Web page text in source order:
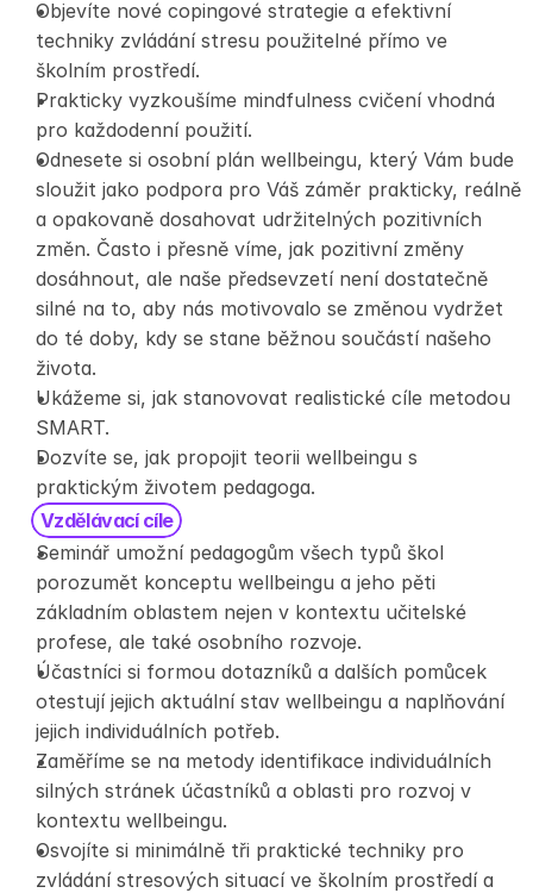
Objevíte nové copingové strategie a efektivní
techniky zvládání stresu použitelné přímo ve
školním prostředí.
Prakticky vyzkoušíme mindfulness cvičení vhodná
pro každodenní použití.
Odnesete si osobní plán wellbeingu, který Vám bude
sloužit jako podpora pro Váš záměr prakticky, reálně
a opakovaně dosahovat udržitelných pozitivních
změn. Často i přesně víme, jak pozitivní změny
dosáhnout, ale naše předsevzetí není dostatečně
silné na to, aby nás motivovalo se změnou vydržet
do té doby, kdy se stane běžnou součástí našeho
života.
Ukážeme si, jak stanovovat realistické cíle metodou
SMART.
Dozvíte se, jak propojit teorii wellbeingu s
praktickým životem pedagoga.
Vzdělávací cíle
Seminář umožní pedagogům všech typů škol
porozumět konceptu wellbeingu a jeho pěti
základním oblastem nejen v kontextu učitelské
profese, ale také osobního rozvoje.
Účastníci si formou dotazníků a dalších pomůcek
otestují jejich aktuální stav wellbeingu a naplňování
jejich individuálních potřeb.
Zaměříme se na metody identifikace individuálních
silných stránek účastníků a oblasti pro rozvoj v
kontextu wellbeingu.
Osvojíte si minimálně tři praktické techniky pro
zvládání stresových situací ve školním prostředí a